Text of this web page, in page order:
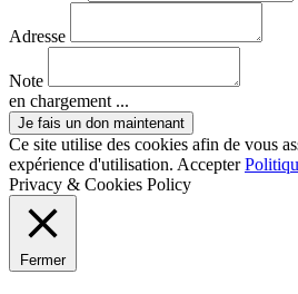
Adresse
Note
en chargement ...
Ce site utilise des cookies afin de vous
expérience d'utilisation. Accepter
Privacy & Cookies Policy
Fermer